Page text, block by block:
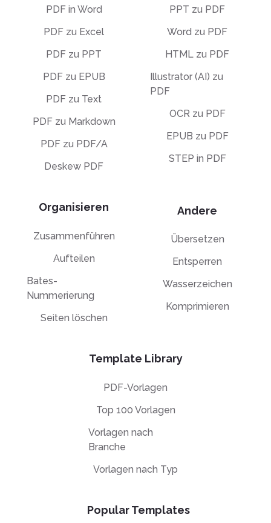
PDF in Word
PDF zu Excel
PDF zu PPT
PDF zu EPUB
PDF zu Text
PDF zu Markdown
PDF zu PDF/A
Deskew PDF
Organisieren
Zusammenführen
Aufteilen
Bates-
Nummerierung
Seiten löschen
PPT zu PDF
Word zu PDF
HTML zu PDF
Illustrator (AI) zu
PDF
OCR zu PDF
EPUB zu PDF
STEP in PDF
Andere
Übersetzen
Entsperren
Wasserzeichen
Komprimieren
Template Library
PDF-Vorlagen
Top 100 Vorlagen
Vorlagen nach
Branche
Vorlagen nach Typ
Popular Templates